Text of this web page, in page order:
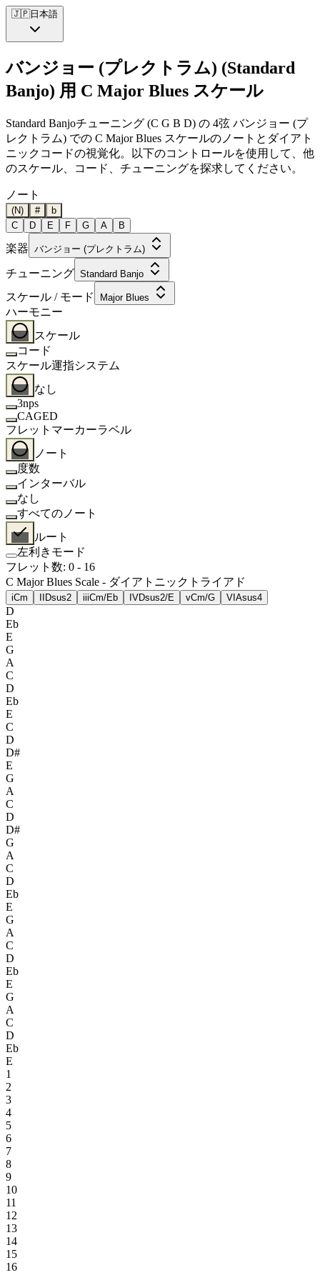
🇯🇵日本語
バンジョー (プレクトラム) (Standard
Banjo) 用 C Major Blues スケール
Standard Banjoチューニング (C G B D) の 4弦 バンジョー (プ
レクトラム) での C Major Blues スケールのノートとダイアト
ニックコードの視覚化。以下のコントロールを使用して、他
のスケール、コード、チューニングを探求してください。
ノート
(N) #
b
C
D E F G A B
楽器 バンジョー (プレクトラム)
チューニング Standard Banjo
スケール / モード Major Blues
ハーモニー
スケール
コード
スケール運指システム
なし
3nps
CAGED
フレットマーカーラベル
ノート
度数
インターバル
なし
すべてのノート
ルート
左利きモード
フレット数: 0 - 16
C Major Blues Scale - ダイアトニックトライアド
iCm Dsus2 iiiCm/Eb IVDsus2/E vCm/G VI Asus4
D
Eb
E
G
A
C
D
Eb
E
C
D
D#
E
G
A
C
D
D#
G
A
C
D
Eb
E
G
A
C
D
Eb
E
G
A
C
D
Eb
E
1
2
3
4
5
6
7
8
9
10
11
12
13
14
15
16